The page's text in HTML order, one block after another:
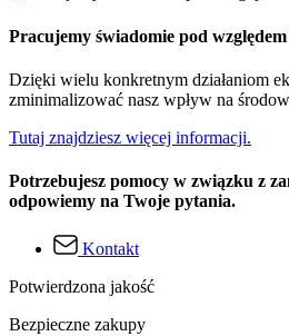
Pracujemy świadomie pod
Dzięki wielu konkretnym działaniom
zminimalizować nasz wpływ na
Tutaj znajdziesz więcej informacji.
Potrzebujesz pomocy w związku z
odpowiemy na Twoje pytania.
Kontakt
Potwierdzona jakość
Bezpieczne zakupy